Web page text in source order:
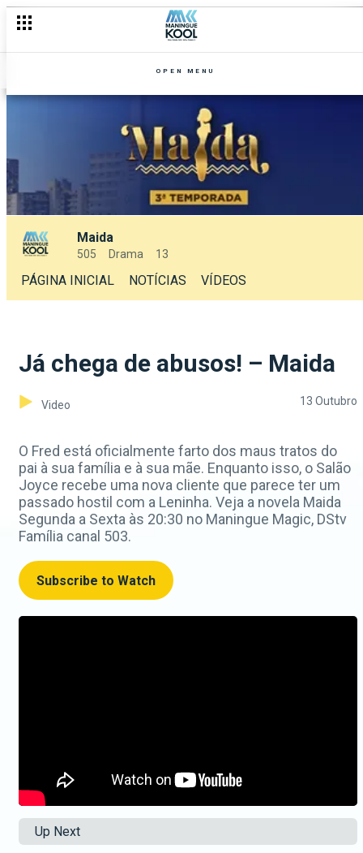
OPEN MENU
Maida
505 Drama 13
PÁGINA INICIAL NOTÍCIAS VÍDEOS
Já chega de abusos! – Maida
Video 13 Outubro
O Fred está oficialmente farto dos maus tratos do
pai à sua família e à sua mãe. Enquanto isso, o Salão
Joyce recebe uma nova cliente que parece ter um
passado hostil com a Leninha. Veja a novela Maida
Segunda a Sexta às 20:30 no Maningue Magic, DStv
Família canal 503.
Subscribe to Watch
Up Next